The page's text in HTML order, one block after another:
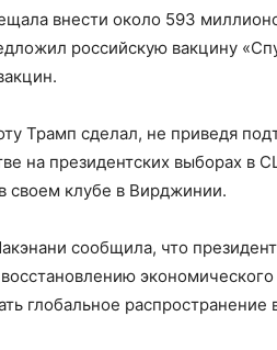
внести около 593
российскую вакцину
Трамп сделал, не приведя
на президентских выборах в
своем клубе в Вирджинии.
сообщила, что
экономического
глобальное распространение